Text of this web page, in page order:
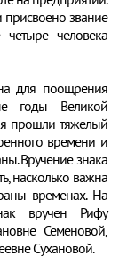
звание
четыре человека
для поощрения
годы Великой
прошли тяжелый
времени и
Вручение знака
насколько важна
временах. На
вручен Рифу
Семеновой,
Сухановой.